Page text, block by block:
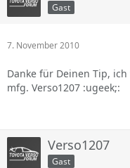
Gast
7. November 2010
Danke für Deinen Tip,
mfg. Verso1207 :ugeek;:
Verso1207
Gast